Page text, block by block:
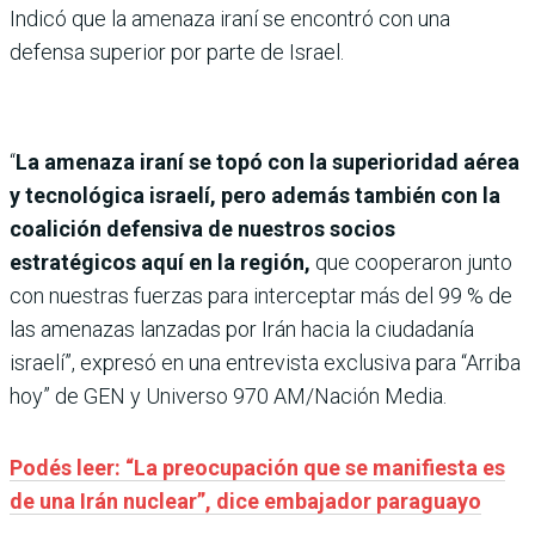
Indicó que la amenaza iraní se encontró con una
defensa superior por parte de Israel.
“La amenaza iraní se topó con la superioridad aérea
y tecnológica israelí, pero además también con la
coalición defensiva de nuestros socios
estratégicos aquí en la región, que cooperaron junto
con nuestras fuerzas para interceptar más del 99 % de
las amenazas lanzadas por Irán hacia la ciudadanía
israelí”, expresó en una entrevista exclusiva para “Arriba
hoy” de GEN y Universo 970 AM/Nación Media.
Podés leer: “La preocupación que se manifiesta es
de una Irán nuclear”, dice embajador paraguayo